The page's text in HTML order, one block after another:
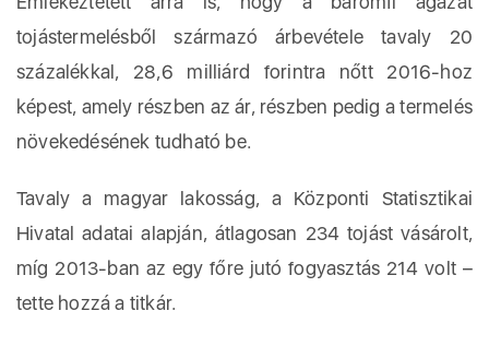
tojástermelésből származó árbevétele tavaly 20
százalékkal, 28,6 milliárd forintra nőtt 2016-hoz
képest, amely részben az ár, részben pedig a termelés
növekedésének tudható be.
Tavaly a magyar lakosság, a Központi Statisztikai
Hivatal adatai alapján, átlagosan 234 tojást vásárolt,
míg 2013-ban az egy főre jutó fogyasztás 214 volt –
tette hozzá a titkár.